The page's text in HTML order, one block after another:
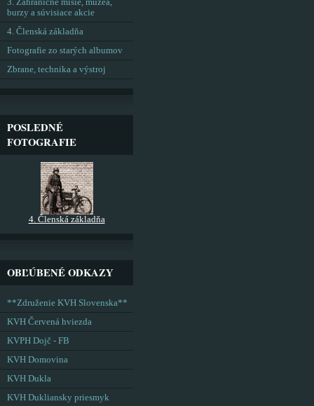
3. Zahraničné misie, múzeá,
burzy a súvisiace akcie
4. Členská základňa
Fotografie zo starých albumov
Zbrane, technika a výstroj
POSLEDNÉ
FOTOGRAFIE
4. Členská základňa
OBĽÚBENÉ ODKAZY
**Združenie KVH Slovenska**
KVH Červená hviezda
KVPH Dojč - FB
KVH Domovina
KVH Dukla
KVH Dukliansky priesmyk